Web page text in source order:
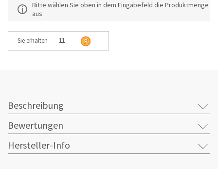
Bitte wählen Sie oben in dem Eingabefeld die Produktmenge
aus
Sie erhalten 11
Beschreibung
Bewertungen
Hersteller-Info